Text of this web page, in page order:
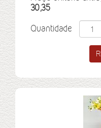
30,35
Quantidade